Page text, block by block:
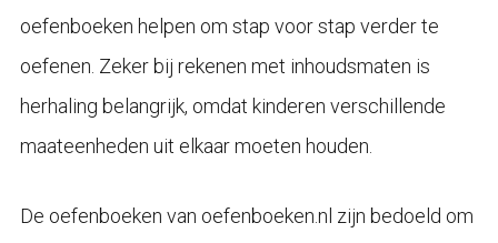
oefenboeken helpen om stap voor stap verder te
oefenen. Zeker bij rekenen met inhoudsmaten is
herhaling belangrijk, omdat kinderen verschillende
maateenheden uit elkaar moeten houden.
De oefenboeken van oefenboeken.nl zijn bedoeld om